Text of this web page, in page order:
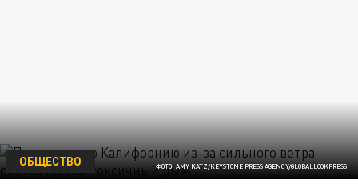
ФОТО: AMY KATZ/KEYSTONE PRESS AGENCY/GLOBALLOOKPRESS
ОБЩЕСТВО